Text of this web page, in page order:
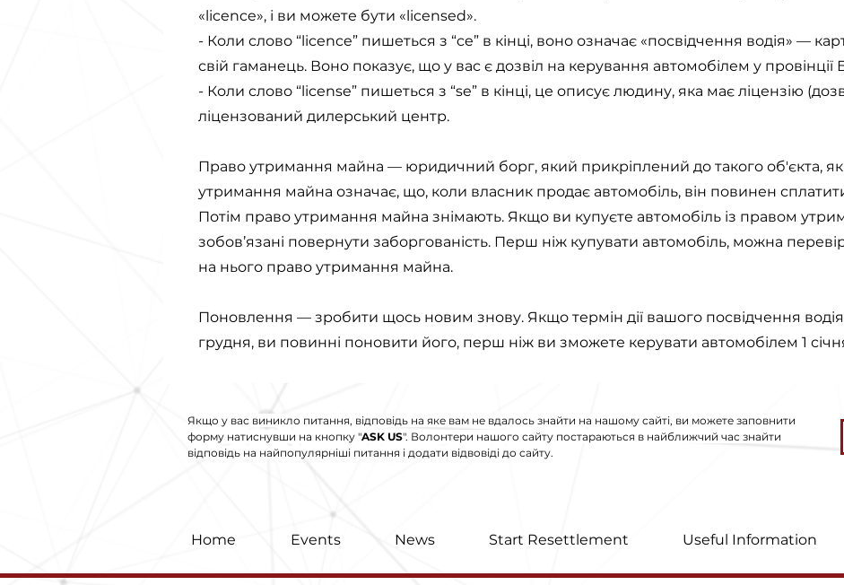
«licence», і ви можете бути «licensed».
- Коли слово “licence” пишеться з “ce” в кінці, воно означає «посвідчення водія» —
свій гаманець. Воно показує, що у вас є дозвіл на керування автомобілем у провінції
- Коли слово “license” пишеться з “se” в кінці, це описує людину, яка має ліцензію
ліцензований дилерський центр.
Право утримання майна — юридичний борг, який прикріплений до такого об'єкта,
утримання майна означає, що, коли власник продає автомобіль, він повинен
Потім право утримання майна знімають. Якщо ви купуєте автомобіль із правом
зобов’язані повернути заборгованість. Перш ніж купувати автомобіль, можна
на нього право утримання майна.
Поновлення — зробити щось новим знову. Якщо термін дії вашого посвідчення водія
грудня, ви повинні поновити його, перш ніж ви зможете керувати автомобілем 1
Якщо у вас виникло питання, відповідь на яке вам не вдалось знайти на нашому сайті, ви можете заповнити
форму натиснувши на кнопку "ASK US". Волонтери нашого сайту постараються в найближчий час знайти
відповідь на найпопулярніші питання і додати відвовіді до сайту.
Home Events News Start Resettlement Useful Information